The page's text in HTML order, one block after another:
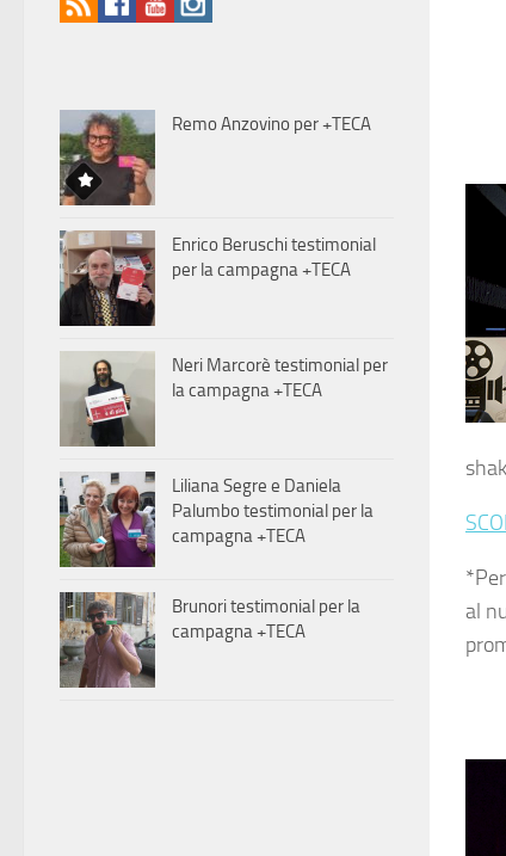
al
Remo Anzovino per +TECA
Enrico Beruschi testimonial
per la campagna +TECA
Neri Marcorè testimonial per
la campagna +TECA
Liliana Segre e Daniela
Palumbo testimonial per la
campagna +TECA
Brunori testimonial per la
campagna +TECA